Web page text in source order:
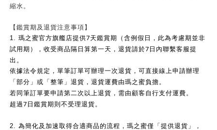
縮水。
【鑑賞期及退貨注意事項】
1. 瑪之蜜官方旗艦店提供7天鑑賞期（含例假日，此為考慮期並非
試用期），收受商品隔日算第一天，退貨請於7 日內聯繫客服提
出。
依據法令規定，單筆訂單可辦理一次退貨，可直接線上申請辦理
「部分」或「整筆」退貨，退貨運費由瑪之蜜負擔。
若同筆訂單要申請第二次以上退貨，需由顧客自行支付運費。
超過7 日鑑賞期則不受理退貨。
2. 為簡化及加速取得合適商品的流程，瑪之蜜僅「提供退貨」，